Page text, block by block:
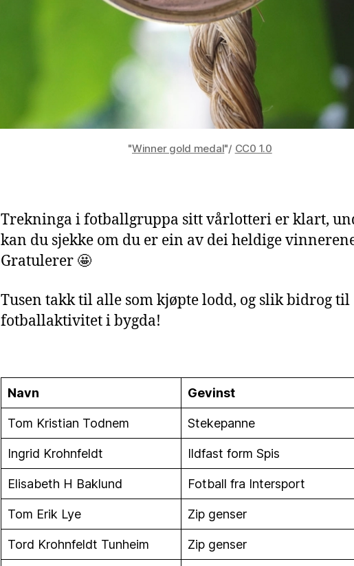
"Winner gold medal"/ CC0 1.0
Trekninga i fotballgruppa sitt vårlotteri er klart,
kan du sjekke om du er ein av dei heldige
Gratulerer 🤩
Tusen takk til alle som kjøpte lodd, og slik bidrog til
fotballaktivitet i bygda!
Navn Gevinst
Tom Kristian Todnem Stekepanne
Ingrid Krohnfeldt Ildfast form Spis
Elisabeth H Baklund Fotball fra Intersport
Tom Erik Lye Zip genser
Tord Krohnfeldt Tunheim Zip genser